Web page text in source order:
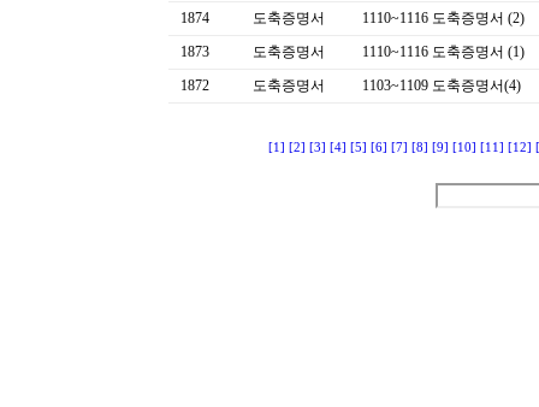
1874
도축증명서
1110~1116 도축증명서 (2)
1873
도축증명서
1110~1116 도축증명서 (1)
1872
도축증명서 1103~1109 도축증명서(4)
[1] [2] [3] [4] [5] [6] [7] [8] [9] [10] [11] [12]